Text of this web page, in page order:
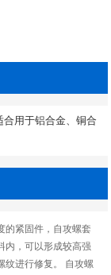
用于铝合金、铜合
的紧固件，自攻螺套
内，可以形成较高强
纹进行修复。 自攻螺